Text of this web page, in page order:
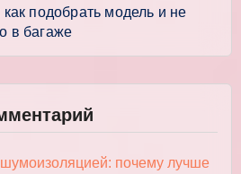
подобрать модель и не
в багаже
почему лучше